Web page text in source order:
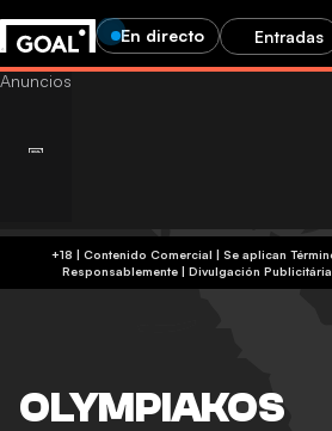
En directo Entradas
+18 | Contenido Comercial | Se aplican Términos y Condiciones | Juega
Responsablemente | Divulgación Publicitária
OLYMPIAKOS